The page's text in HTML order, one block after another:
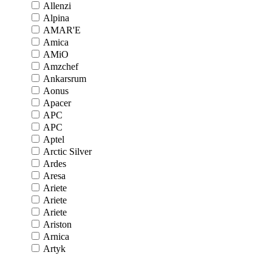
Allenzi
Alpina
AMAR'E
Amica
AMiO
Amzchef
Ankarsrum
Aonus
Apacer
APC
APC
Aptel
Arctic Silver
Ardes
Aresa
Ariete
Ariete
Ariete
Ariston
Arnica
Artyk